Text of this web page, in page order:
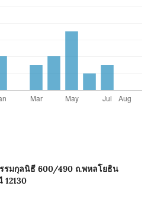
รมกุลนิธี 600/490 ถ.พหลโยธิน
12130